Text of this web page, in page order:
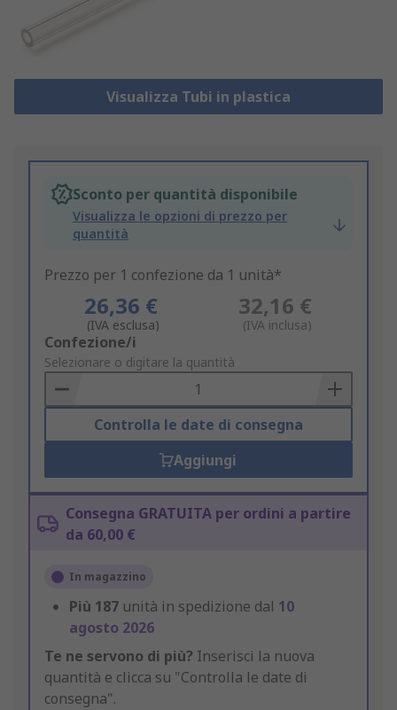
Visualizza Tubi in plastica
Sconto per quantità disponibile
Visualizza le opzioni di prezzo per
quantità
Prezzo per 1 confezione da 1 unità*
26,36 €
(IVA esclusa)
32,16 €
(IVA inclusa)
Add
to
Basket
Confezione/i
Selezionare o digitare la quantità
Controlla le date di consegna
Aggiungi
Consegna GRATUITA per ordini a partire
da 60,00 €
In magazzino
Più 187 unità in spedizione dal 10
agosto 2026
Te ne servono di più? Inserisci la nuova
quantità e clicca su "Controlla le date di
consegna".